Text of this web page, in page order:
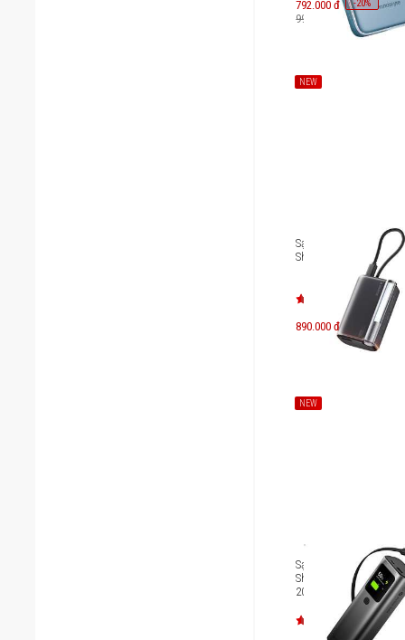
792.000 đ -20%
990.000 đ
NEW
Sạc dự phòng chuẩn
Sharge Flow 3
890.000 đ
NEW
Sạc dự phòng chuẩn
Sharge E4 Retractable
20000mAh 165W